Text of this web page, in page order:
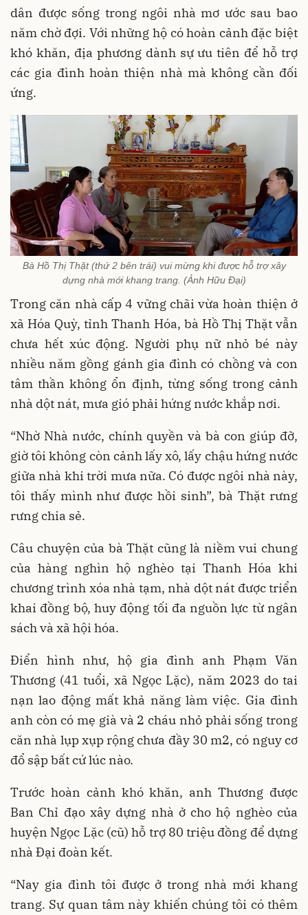
dân được sống trong ngôi nhà mơ ước sau bao
năm chờ đợi. Với những hộ có hoàn cảnh đặc biệt
khó khăn, địa phương dành sự ưu tiên để hỗ trợ
các gia đình hoàn thiện nhà mà không cần đối
ứng.
Bà Hồ Thị Thặt (thứ 2 bên trái) vui mừng khi được hỗ trợ xây
dựng nhà mới khang trang. (Ảnh Hữu Đại)
Trong căn nhà cấp 4 vững chãi vừa hoàn thiện ở
xã Hóa Quỳ, tỉnh Thanh Hóa, bà Hồ Thị Thặt vẫn
chưa hết xúc động. Người phụ nữ nhỏ bé này
nhiều năm gồng gánh gia đình có chồng và con
tâm thần không ổn định, từng sống trong cảnh
nhà dột nát, mưa gió phải hứng nước khắp nơi.
“Nhờ Nhà nước, chính quyền và bà con giúp đỡ,
giờ tôi không còn cảnh lấy xô, lấy chậu hứng nước
giữa nhà khi trời mưa nữa. Có được ngôi nhà này,
tôi thấy mình như được hồi sinh”, bà Thặt rưng
rưng chia sẻ.
Câu chuyện của bà Thặt cũng là niềm vui chung
của hàng nghìn hộ nghèo tại Thanh Hóa khi
chương trình xóa nhà tạm, nhà dột nát được triển
khai đồng bộ, huy động tối đa nguồn lực từ ngân
sách và xã hội hóa.
Điển hình như, hộ gia đình anh Phạm Văn
Thương (41 tuổi, xã Ngọc Lặc), năm 2023 do tai
nạn lao động mất khả năng làm việc. Gia đình
anh còn có mẹ già và 2 cháu nhỏ phải sống trong
căn nhà lụp xụp rộng chưa đầy 30 m2, có nguy cơ
đổ sập bất cứ lúc nào.
Trước hoàn cảnh khó khăn, anh Thương được
Ban Chỉ đạo xây dựng nhà ở cho hộ nghèo của
huyện Ngọc Lặc (cũ) hỗ trợ 80 triệu đồng để dựng
nhà Đại đoàn kết.
“Nay gia đình tôi được ở trong nhà mới khang
trang. Sự quan tâm này khiến chúng tôi có thêm